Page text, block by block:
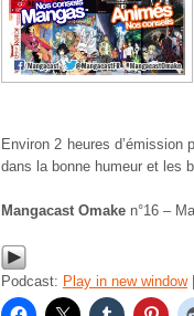
Environ 2 heures
dans la bonne humeur et les
Mangacast Omake n°16 –
Podcast: Play in new window|